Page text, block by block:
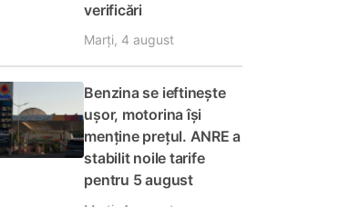
verificări
Marți, 4 august
Benzina se ieftinește
ușor, motorina își
menține prețul. ANRE a
stabilit noile tarife
pentru 5 august